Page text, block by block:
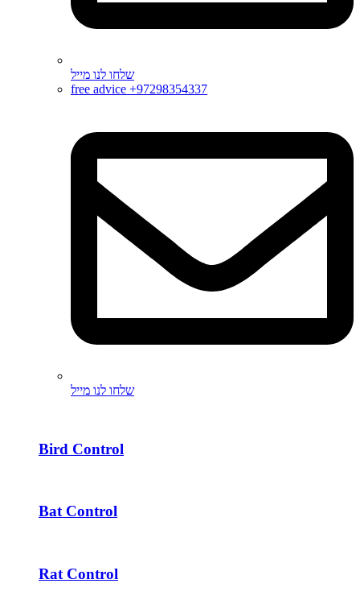
שלחו לנו מייל
free advice +97298354337
שלחו לנו מייל
Bird Control
Bat Control
Rat Control